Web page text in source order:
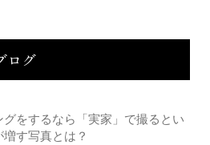
ログ
をするなら「実家」で撮るとい
す写真とは？